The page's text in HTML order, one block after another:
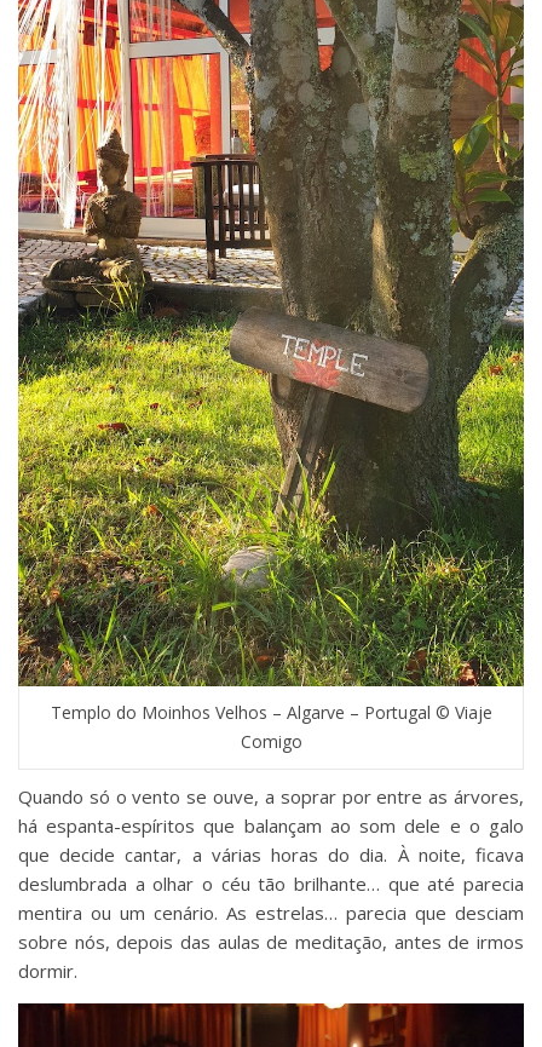
Templo do Moinhos Velhos – Algarve – Portugal © Viaje
Comigo
Quando só o vento se ouve, a soprar por entre as árvores,
há espanta-espíritos que balançam ao som dele e o galo
que decide cantar, a várias horas do dia. À noite, ficava
deslumbrada a olhar o céu tão brilhante… que até parecia
mentira ou um cenário. As estrelas… parecia que desciam
sobre nós, depois das aulas de meditação, antes de irmos
dormir.